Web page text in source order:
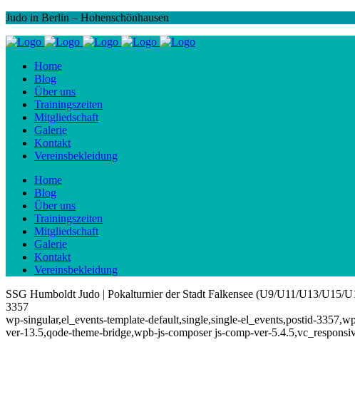
Judo in Berlin – Hohenschönhausen
Home
Blog
Über uns
Trainingszeiten
Mitgliedschaft
Galerie
Kontakt
Vereinsbekleidung
Home
Blog
Über uns
Trainingszeiten
Mitgliedschaft
Galerie
Kontakt
Vereinsbekleidung
SSG Humboldt Judo | Pokalturnier der Stadt Falkensee (U9/U11/U13/U15/
3357
wp-singular,el_events-template-default,single,single-el_events,postid-
ver-13.5,qode-theme-bridge,wpb-js-composer js-comp-ver-